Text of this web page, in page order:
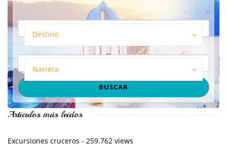
Destino
Naviera
Artículos más leídos
Excursiones cruceros - 259.762 views